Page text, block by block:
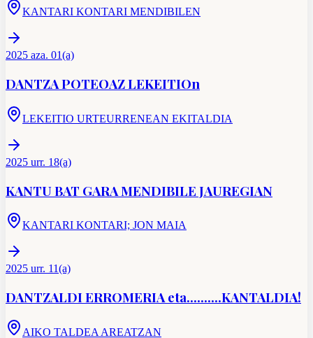
KANTARI KONTARI MENDIBILEN
2025 aza. 01(a)
DANTZA POTEOAZ LEKEITIOn
LEKEITIO URTEURRENEAN EKITALDIA
2025 urr. 18(a)
KANTU BAT GARA MENDIBILE JAUREGIAN
KANTARI KONTARI; JON MAIA
2025 urr. 11(a)
DANTZALDI ERROMERIA eta..........KANTALDIA!
AIKO TALDEA AREATZAN